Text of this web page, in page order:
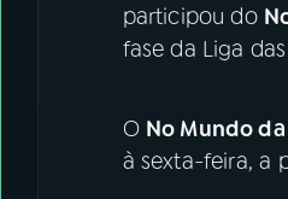
participou do
fase da Liga
O No Mundo
à sexta-feira, a